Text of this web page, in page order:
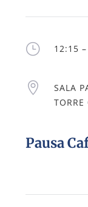
} 12:15

SALA
TORRE
Pausa